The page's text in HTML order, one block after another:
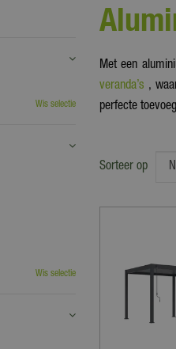
Met een
veranda’s ,
perfecte
Sorteer op
Wis selectie
Wis selectie